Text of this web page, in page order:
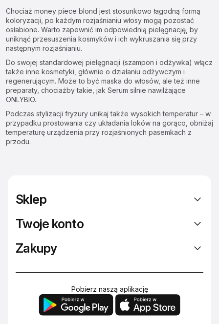
Chociaż money piece blond jest stosunkowo łagodną formą
koloryzacji, po każdym rozjaśnianiu włosy mogą pozostać
osłabione. Warto zapewnić im odpowiednią pielęgnację, by
uniknąć przesuszenia kosmyków i ich wykruszania się przy
następnym rozjaśnianiu.
Do swojej standardowej pielęgnacji (szampon i odżywka) włącz
także inne kosmetyki, głównie o działaniu odżywczym i
regenerującym. Może to być maska do włosów, ale też inne
preparaty, chociażby takie, jak Serum silnie nawilżające
ONLYBIO.
Podczas stylizacji fryzury unikaj także wysokich temperatur – w
przypadku prostowania czy układania loków na gorąco, obniżaj
temperaturę urządzenia przy rozjaśnionych pasemkach z
przodu.
Sklep
Twoje konto
Zakupy
Pobierz naszą aplikację